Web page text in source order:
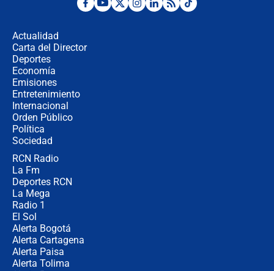
¿Por qué De la Espriella gobernará
Actualidad
Carta del Director
Deportes
Economía
Emisiones
Entretenimiento
Internacional
Orden Público
Política
Sociedad
RCN Radio
La Fm
Deportes RCN
La Mega
Radio 1
El Sol
Alerta Bogotá
Alerta Cartagena
Alerta Paisa
Alerta Tolima